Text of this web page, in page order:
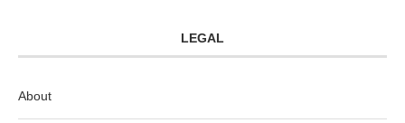
LEGAL
About